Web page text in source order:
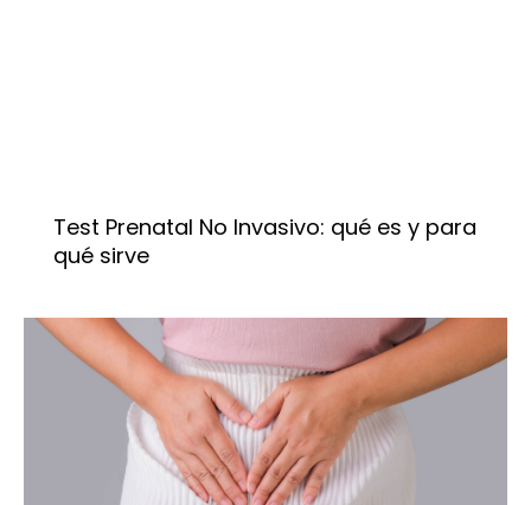
Test Prenatal No Invasivo: qué es y para
qué sirve